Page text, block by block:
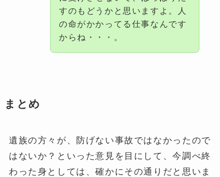
すのもどうかと思いますよ。人
の命がかかってる仕事なんです
からね・・・。
まとめ
遺族の方々が、防げない事故ではなかったので
はないか？といった意見を目にして、今調べ終
わった身としては、確かにその通りだと思いま